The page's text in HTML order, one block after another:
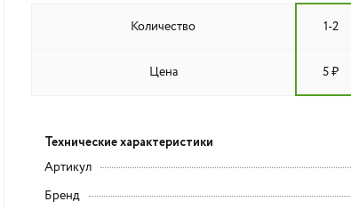
Количество 1-2
Цена 5 ₽
Технические характеристики
Артикул
Бренд